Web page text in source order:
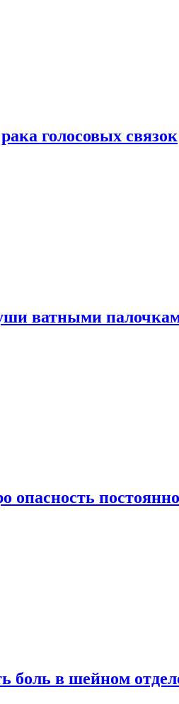
голосовых связок
ватными
опасность
боль в шейном